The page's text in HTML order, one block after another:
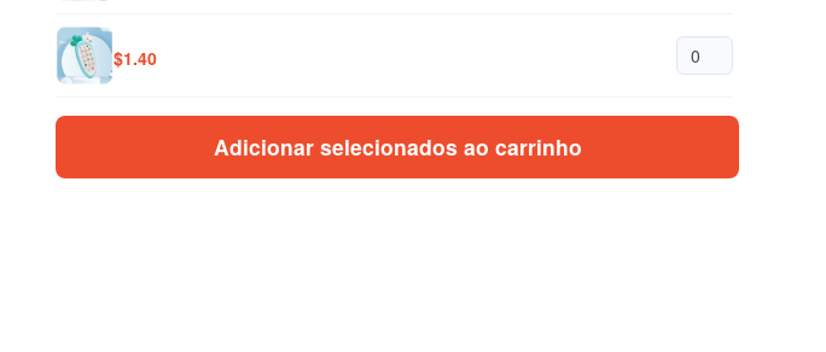
$1.40
Adicionar selecionados ao carrinho